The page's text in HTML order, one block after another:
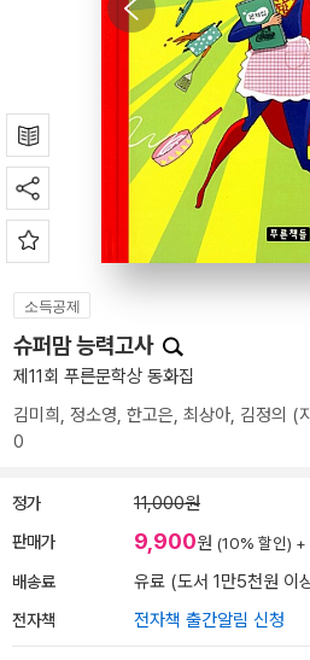
소득공제
슈퍼맘 능력고사
제11회 푸른문학상 동화집
김미희 , 정소영, 한고은, 최상아, 김정의 (
0
정가 11,000원
판매가 9,900원 (10% 할인) +
배송료 유료 (도서 1만5천원 이
전자책 전자책 출간알림 신청